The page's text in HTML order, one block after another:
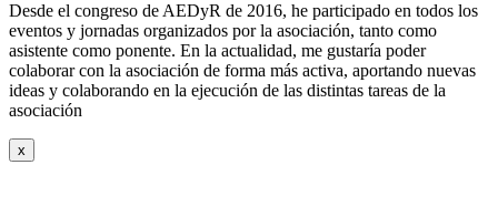
Desde el congreso de AEDyR de 2016, he participado en todos los
eventos y jornadas organizados por la asociación, tanto como
asistente como ponente. En la actualidad, me gustaría poder
colaborar con la asociación de forma más activa, aportando nuevas
ideas y colaborando en la ejecución de las distintas tareas de la
asociación
x